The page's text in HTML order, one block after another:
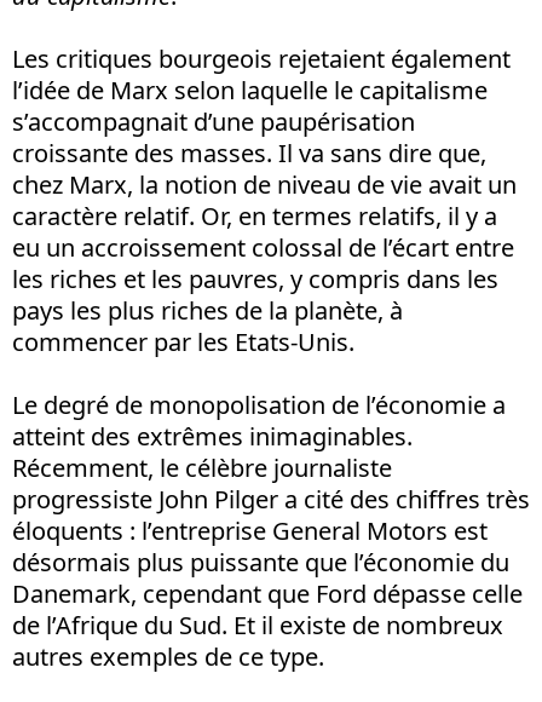
Les critiques bourgeois rejetaient également
l’idée de Marx selon laquelle le capitalisme
s’accompagnait d’une paupérisation
croissante des masses. Il va sans dire que,
chez Marx, la notion de niveau de vie avait un
caractère relatif. Or, en termes relatifs, il y a
eu un accroissement colossal de l’écart entre
les riches et les pauvres, y compris dans les
pays les plus riches de la planète, à
commencer par les Etats-Unis.
Le degré de monopolisation de l’économie a
atteint des extrêmes inimaginables.
Récemment, le célèbre journaliste
progressiste John Pilger a cité des chiffres très
éloquents : l’entreprise General Motors est
désormais plus puissante que l’économie du
Danemark, cependant que Ford dépasse celle
de l’Afrique du Sud. Et il existe de nombreux
autres exemples de ce type.